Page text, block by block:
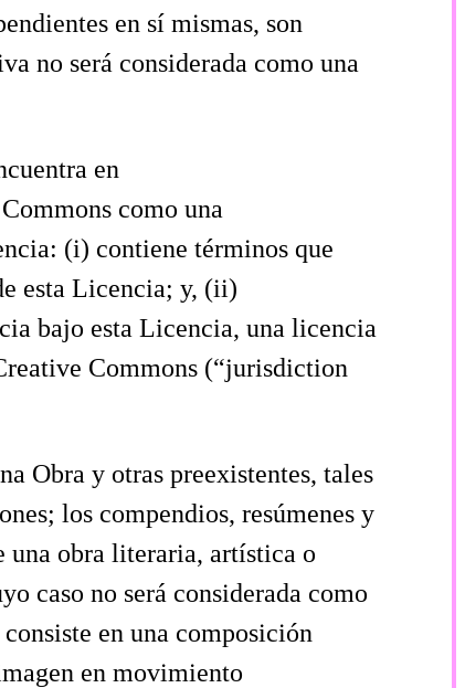
en sí mismas, son
no será considerada como una
en
como una
(i) contiene términos que
esta Licencia; y, (ii)
bajo esta Licencia, una licencia
Commons (“jurisdiction
Obra y otras preexistentes, tales
los compendios, resúmenes y
una obra literaria, artística o
caso no será considerada como
en una composición
en movimiento